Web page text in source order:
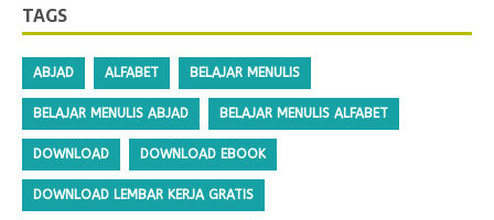
TAGS
ABJAD ALFABET BELAJAR MENULIS
BELAJAR MENULIS ABJAD BELAJAR MENULIS ALFABET
DOWNLOAD DOWNLOAD EBOOK
DOWNLOAD LEMBAR KERJA GRATIS